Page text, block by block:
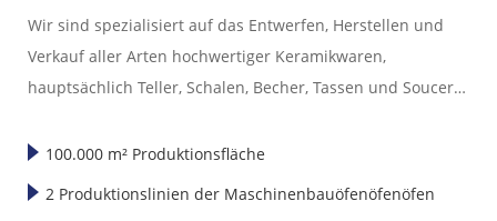
Wir sind spezialisiert auf das Entwerfen, Herstellen und
Verkauf aller Arten hochwertiger Keramikwaren,
hauptsächlich Teller, Schalen, Becher, Tassen und Soucers
Europa, Japan, Korea und Südostasien gut verkauft. "
100.000 m² Produktionsfläche
2 Produktionslinien der Maschinenbauöfenöfenöfen